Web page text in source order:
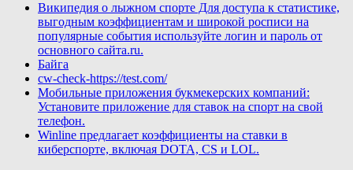
Википедия о лыжном спорте Для доступа к статистике,
выгодным коэффициентам и широкой росписи на
популярные события используйте логин и пароль от
основного сайта.ru.
Байга
cw-check-https://test.com/
Мобильные приложения букмекерских компаний:
Установите приложение для ставок на спорт на свой
телефон.
Winline предлагает коэффициенты на ставки в
киберспорте, включая DOTA, CS и LOL.